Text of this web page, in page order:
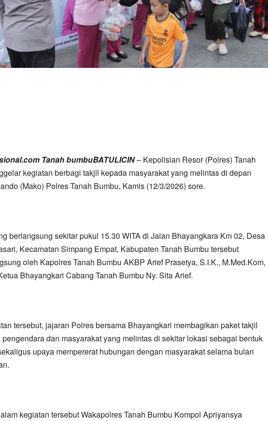
Tanah bumbuBATULICIN– Kepolisian Resor (Polres) Tanah
kegiatan berbagi takjil kepada masyarakat yang melintas di depan
(Mako) Polres Tanah Bumbu, Kamis (12/3/2026) sore.
berlangsung sekitar pukul 15.30 WITA di Jalan Bhayangkara Km 02, Desa
Kecamatan Simpang Empat, Kabupaten Tanah Bumbu tersebut
oleh Kapolres Tanah Bumbu AKBP Arief Prasetya, S.I.K., M.Med.Kom,
Bhayangkari Cabang Tanah Bumbu Ny. Sita Arief.
tersebut, jajaran Polres bersama Bhayangkari membagikan paket takjil
pengendara dan masyarakat yang melintas di sekitar lokasi sebagai bentuk
upaya mempererat hubungan dengan masyarakat selama bulan
kegiatan tersebut Wakapolres Tanah Bumbu Kompol Apriyansya